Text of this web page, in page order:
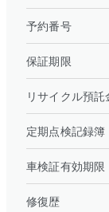
予約番号
保証期限
リサイクル預託
定期点検記録簿
車検証有効期限
修復歴